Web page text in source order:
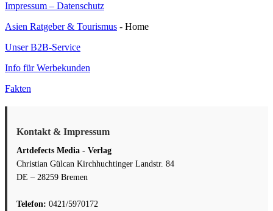
Impressum – Datenschutz
Asien Ratgeber & Tourismus - Home
Unser B2B-Service
Info für Werbekunden
Fakten
Kontakt & Impressum
Artdefects Media - Verlag
Christian Gülcan Kirchhuchtinger Landstr. 84
DE – 28259 Bremen
Telefon: 0421/5970172